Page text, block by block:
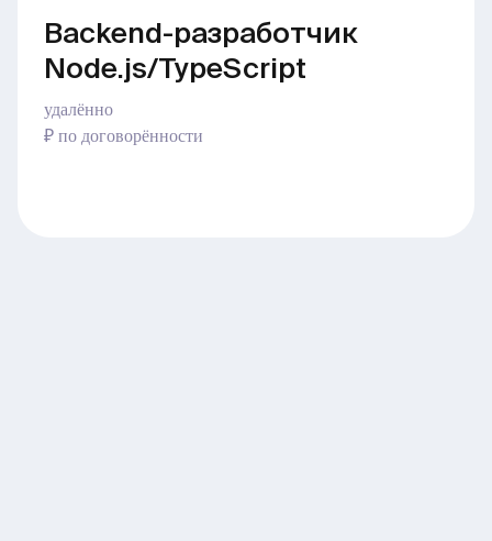
Backend-разработчик
Node.js/TypeScript
удалённо
₽ по договорённости